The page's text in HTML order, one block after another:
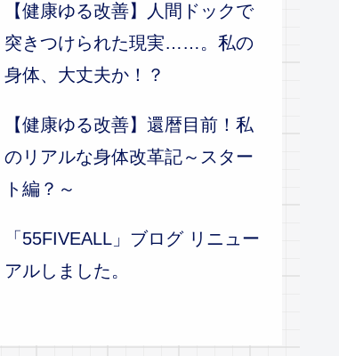
【健康ゆる改善】人間ドックで
突きつけられた現実……。私の
身体、大丈夫か！？
【健康ゆる改善】還暦目前！私
のリアルな身体改革記～スター
ト編？～
「55FIVEALL」ブログ リニュー
アルしました。